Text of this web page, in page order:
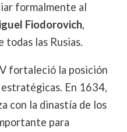
formalmente al
Fiodorovich,
todas las Rusias.
fortaleció la posición
En 1634,
con la dinastía de los
para